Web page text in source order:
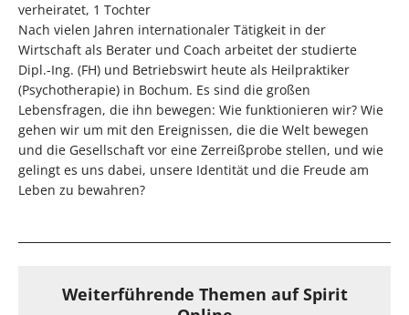
verheiratet, 1 Tochter
Nach vielen Jahren internationaler Tätigkeit in der
Wirtschaft als Berater und Coach arbeitet der studierte
Dipl.-Ing. (FH) und Betriebswirt heute als Heilpraktiker
(Psychotherapie) in Bochum. Es sind die großen
Lebensfragen, die ihn bewegen: Wie funktionieren wir? Wie
gehen wir um mit den Ereignissen, die die Welt bewegen
und die Gesellschaft vor eine Zerreißprobe stellen, und wie
gelingt es uns dabei, unsere Identität und die Freude am
Leben zu bewahren?
Weiterführende Themen auf Spirit